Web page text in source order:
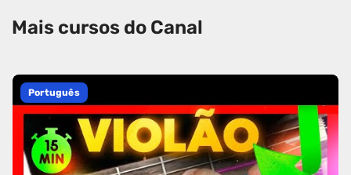
Mais cursos do Canal
Português